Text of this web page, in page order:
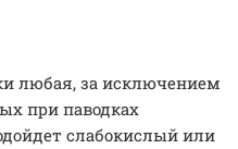
любая, за исключением
при паводках
слабокислый или